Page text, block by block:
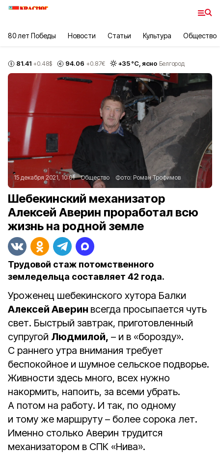
80 лет Победы Новости Статьи Культура Общество
81.41 +0.48$ 94.06 +0.87€ +35°С, ясно Белгород
15 декабря 2021, 10:01 Общество Фото: Роман Трофимов
Шебекинский механизатор
Алексей Аверин проработал всю
жизнь на родной земле
Трудовой стаж потомственного
земледельца составляет 42 года.
Уроженец шебекинского хутора Балки
Алексей Аверин всегда просыпается чуть
свет. Быстрый завтрак, приготовленный
супругой Людмилой, – и в «борозду».
С раннего утра внимания требует
беспокойное и шумное сельское подворье.
Живности здесь много, всех нужно
накормить, напоить, за всеми убрать.
А потом на работу. И так, по одному
и тому же маршруту – более сорока лет.
Именно столько Аверин трудится
механизатором в СПК «Нива».